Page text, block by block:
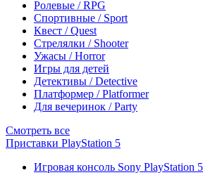
Ролевые / RPG
Спортивные / Sport
Квест / Quest
Стрелялки / Shooter
Ужасы / Horror
Игры для детей
Детективы / Detective
Платформер / Platformer
Для вечеринок / Party
Смотреть все
Приставки PlayStation 5
Игровая консоль Sony PlayStation